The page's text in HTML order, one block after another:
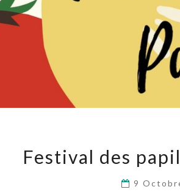
Festival des
9